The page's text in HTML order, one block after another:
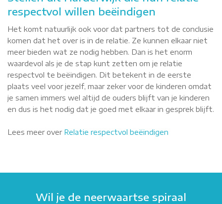
respectvol willen beëindigen
Het komt natuurlijk ook voor dat partners tot de conclusie
komen dat het over is in de relatie. Ze kunnen elkaar niet
meer bieden wat ze nodig hebben. Dan is het enorm
waardevol als je de stap kunt zetten om je relatie
respectvol te beëindigen. Dit betekent in de eerste
plaats veel voor jezelf, maar zeker voor de kinderen omdat
je samen immers wel altijd de ouders blijft van je kinderen
en dus is het nodig dat je goed met elkaar in gesprek blijft.
Lees meer over Relatie respectvol beëindigen
Wil je de neerwaartse spiraal